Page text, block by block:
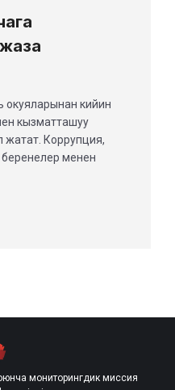
окуяларынан кийин
кызматташуу
жатат. Коррупция,
менен
мониторингдик миссия